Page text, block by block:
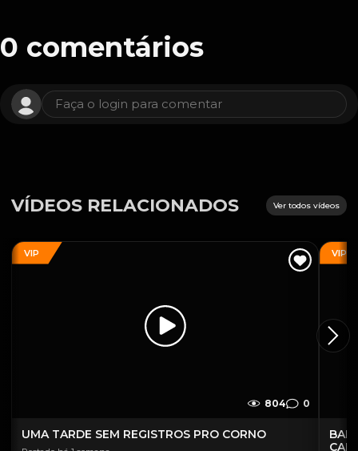
0 comentários
Faça o login para comentar
VÍDEOS RELACIONADOS Ver todos vídeos
VIP
804 0
UMA TARDE SEM REGISTROS PRO CORNO
VIP